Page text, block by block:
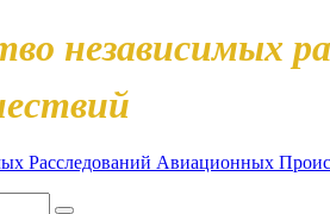
независимых